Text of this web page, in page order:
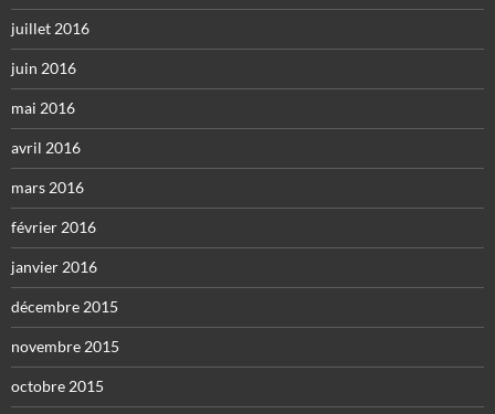
juillet 2016
juin 2016
mai 2016
avril 2016
mars 2016
février 2016
janvier 2016
décembre 2015
novembre 2015
octobre 2015